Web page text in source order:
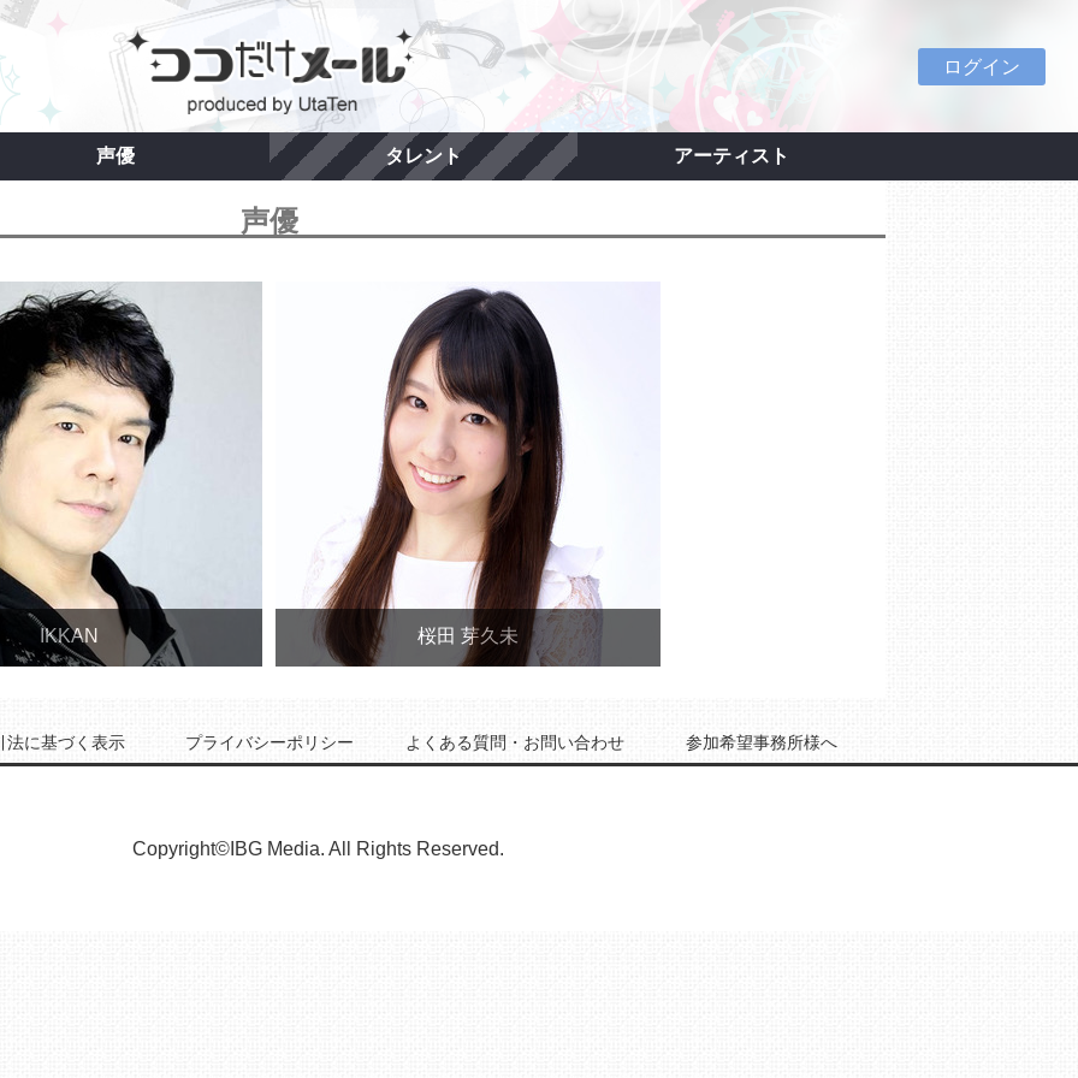
ログイン
声優 タレント アーティスト
声優
IKKAN 桜田 芽久未
法に基づく表示 プライバシーポリシー よくある質問・お問い合わせ 参加希望事務所様へ
Copyright©IBG Media. All Rights Reserved.